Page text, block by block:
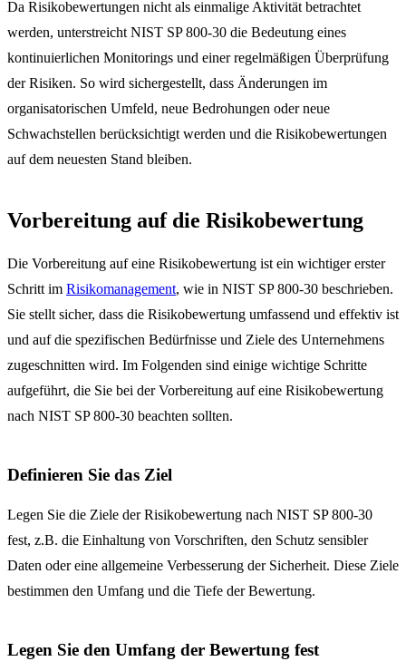
Da Risikobewertungen nicht als einmalige Aktivität betrachtet
werden, unterstreicht NIST SP 800-30 die Bedeutung eines
kontinuierlichen Monitorings und einer regelmäßigen Überprüfung
der Risiken. So wird sichergestellt, dass Änderungen im
organisatorischen Umfeld, neue Bedrohungen oder neue
Schwachstellen berücksichtigt werden und die Risikobewertungen
auf dem neuesten Stand bleiben.
Vorbereitung auf die Risikobewertung
Die Vorbereitung auf eine Risikobewertung ist ein wichtiger erster
Schritt im Risikomanagement, wie in NIST SP 800-30 beschrieben.
Sie stellt sicher, dass die Risikobewertung umfassend und effektiv ist
und auf die spezifischen Bedürfnisse und Ziele des Unternehmens
zugeschnitten wird. Im Folgenden sind einige wichtige Schritte
aufgeführt, die Sie bei der Vorbereitung auf eine Risikobewertung
nach NIST SP 800-30 beachten sollten.
Definieren Sie das Ziel
Legen Sie die Ziele der Risikobewertung nach NIST SP 800-30
fest, z.B. die Einhaltung von Vorschriften, den Schutz sensibler
Daten oder eine allgemeine Verbesserung der Sicherheit. Diese Ziele
bestimmen den Umfang und die Tiefe der Bewertung.
Legen Sie den Umfang der Bewertung fest